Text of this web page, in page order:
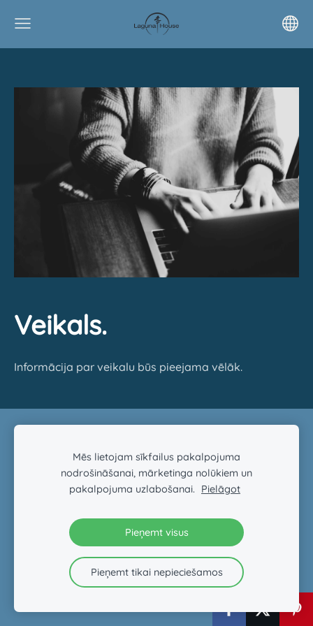
Veikals.
Informācija par veikalu būs pieejama vēlāk.
Veidots arMozello- labo mājas lapu ģeneratoru.
Mēs lietojam sīkfailus pakalpojuma
nodrošināšanai, mārketinga nolūkiem un
pakalpojuma uzlabošanai.
Pielāgot
Pieņemt visus
Pieņemt tikai nepieciešamos